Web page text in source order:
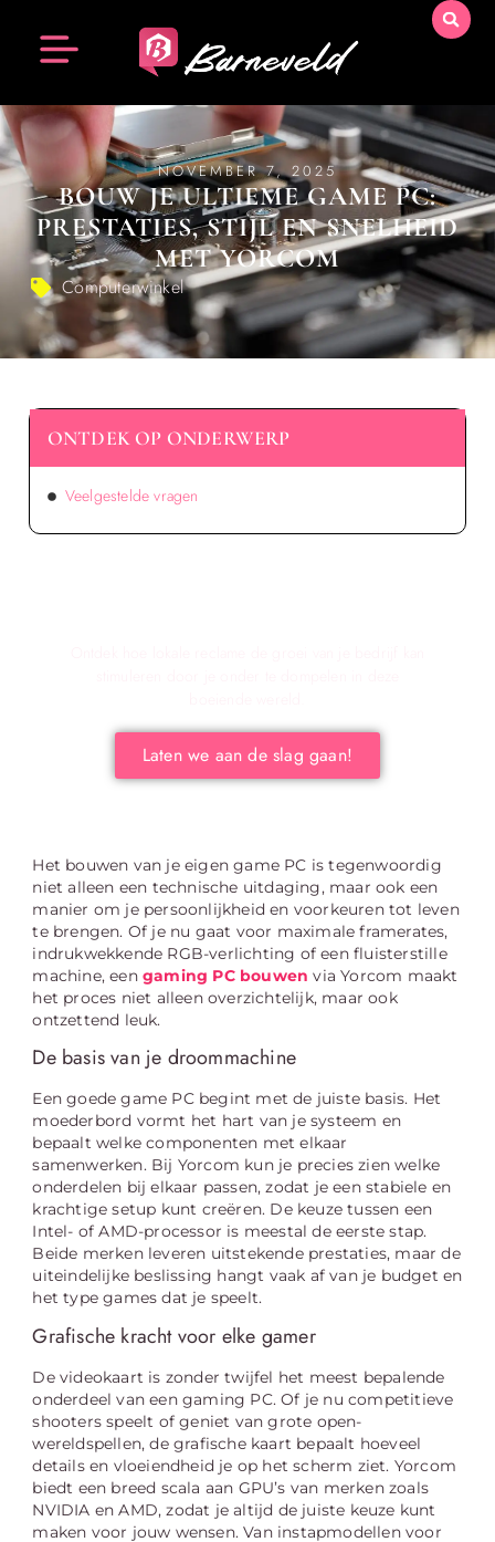
NOVEMBER 7, 2025
BOUW JE ULTIEME GAME PC:
PRESTATIES, STIJL EN SNELHEID
MET YORCOM
Computerwinkel
Het bouwen van je eigen game PC is tegenwoordig
niet alleen een technische uitdaging, maar ook een
manier om je persoonlijkheid en voorkeuren tot leven
te brengen. Of je nu gaat voor maximale framerates,
indrukwekkende RGB-verlichting of een fluisterstille
machine, eengaming PC bouwen via Yorcom maakt
het proces niet alleen overzichtelijk, maar ook
ontzettend leuk.
De basis van je droommachine
Een goede game PC begint met de juiste basis. Het
moederbord vormt het hart van je systeem en
bepaalt welke componenten met elkaar
samenwerken. Bij Yorcom kun je precies zien welke
onderdelen bij elkaar passen, zodat je een stabiele en
krachtige setup kunt creëren. De keuze tussen een
Intel- of AMD-processor is meestal de eerste stap.
Beide merken leveren uitstekende prestaties, maar de
uiteindelijke beslissing hangt vaak af van je budget en
het type games dat je speelt.
Grafische kracht voor elke gamer
De videokaart is zonder twijfel het meest bepalende
onderdeel van een gaming PC. Of je nu competitieve
shooters speelt of geniet van grote open-
wereldspellen, de grafische kaart bepaalt hoeveel
details en vloeiendheid je op het scherm ziet. Yorcom
biedt een breed scala aan GPU’s van merken zoals
NVIDIA en AMD, zodat je altijd de juiste keuze kunt
maken voor jouw wensen. Van instapmodellen voor
ONTDEK OP ONDERWERP
Veelgestelde vragen
Laten we aan de slag gaan!